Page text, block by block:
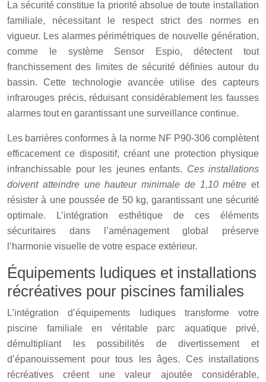
La sécurité constitue la priorité absolue de toute installation
familiale, nécessitant le respect strict des normes en
vigueur. Les alarmes périmétriques de nouvelle génération,
comme le système Sensor Espio, détectent tout
franchissement des limites de sécurité définies autour du
bassin. Cette technologie avancée utilise des capteurs
infrarouges précis, réduisant considérablement les fausses
alarmes tout en garantissant une surveillance continue.
Les barrières conformes à la norme NF P90-306 complètent
efficacement ce dispositif, créant une protection physique
infranchissable pour les jeunes enfants. Ces installations
doivent atteindre une hauteur minimale de 1,10 mètre et
résister à une poussée de 50 kg, garantissant une sécurité
optimale. L’intégration esthétique de ces éléments
sécuritaires dans l’aménagement global préserve
l’harmonie visuelle de votre espace extérieur.
Équipements ludiques et installations
récréatives pour piscines familiales
L’intégration d’équipements ludiques transforme votre
piscine familiale en véritable parc aquatique privé,
démultipliant les possibilités de divertissement et
d’épanouissement pour tous les âges. Ces installations
récréatives créent une valeur ajoutée considérable,